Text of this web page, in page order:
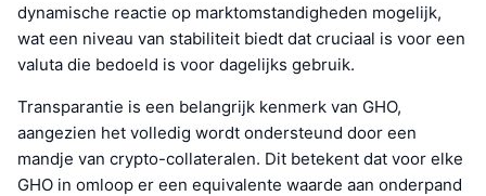
dynamische reactie op marktomstandigheden mogelijk,
wat een niveau van stabiliteit biedt dat cruciaal is voor een
valuta die bedoeld is voor dagelijks gebruik.
Transparantie is een belangrijk kenmerk van GHO,
aangezien het volledig wordt ondersteund door een
mandje van crypto-collateralen. Dit betekent dat voor elke
GHO in omloop er een equivalente waarde aan onderpand